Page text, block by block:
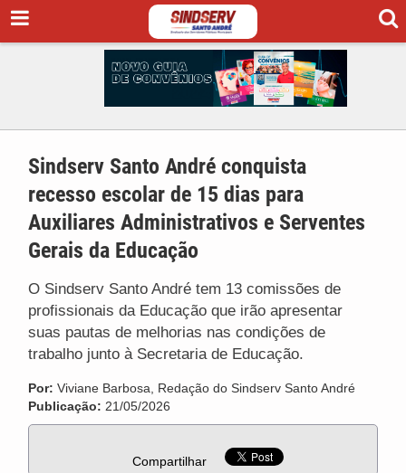
Sindserv Santo André conquista
recesso escolar de 15 dias para
Auxiliares Administrativos e Serventes
Gerais da Educação
O Sindserv Santo André tem 13 comissões de
profissionais da Educação que irão apresentar
suas pautas de melhorias nas condições de
trabalho junto à Secretaria de Educação.
Por: Viviane Barbosa, Redação do Sindserv Santo André
Publicação: 21/05/2026
Compartilhar